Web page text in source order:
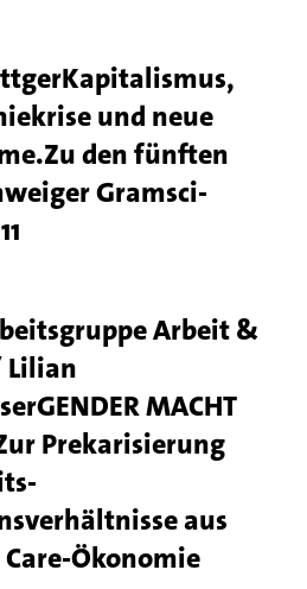
und neue
den fünften
Gramsci-
Arbeit &
Lilian
MACHT
Prekarisierung
aus
Ökonomie